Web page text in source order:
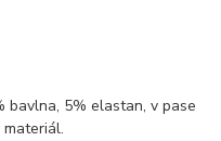
bavlna, 5% elastan, v pase